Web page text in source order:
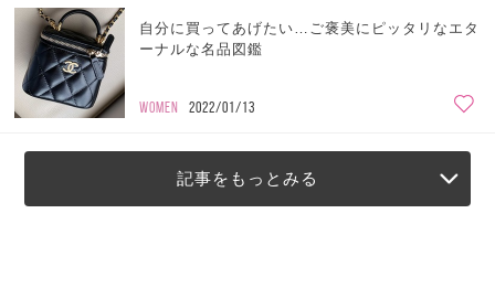
自分に買ってあげたい…ご褒美にピッタリなエタ
ーナルな名品図鑑
WOMEN 2022/01/13
記事をもっとみる